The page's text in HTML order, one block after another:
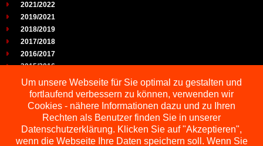
2021/2022
2019/2021
2018/2019
2017/2018
2016/2017
2015/2016
2014/2015
2013/2014
2012/2013
2011/2012
2010/2011
2009/2010
Um unsere Webseite für Sie optimal zu gestalten und
fortlaufend verbessern zu können, verwenden wir
Cookies - nähere Informationen dazu und zu Ihren
Rechten als Benutzer finden Sie in unserer
Datenschutzerklärung. Klicken Sie auf "Akzeptieren",
wenn die Webseite Ihre Daten speichern soll. Wenn Sie